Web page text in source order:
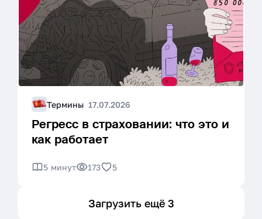
Термины 17.07.2026
Регресс в страховании: что это и
как работает
5 минут 173 5
Загрузить ещё 3